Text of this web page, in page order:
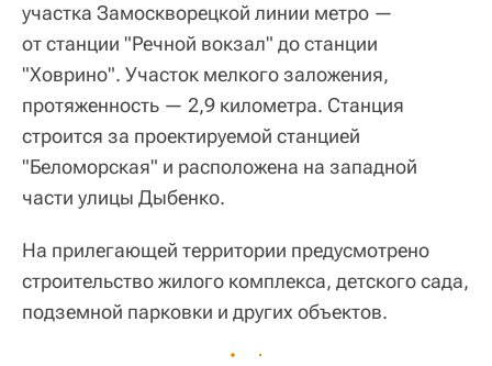
участка Замоскворецкой линии метро —
от станции "Речной вокзал" до станции
"Ховрино". Участок мелкого заложения,
протяженность — 2,9 километра. Станция
строится за проектируемой станцией
"Беломорская" и расположена на западной
части улицы Дыбенко.
На прилегающей территории предусмотрено
строительство жилого комплекса, детского сада,
подземной парковки и других объектов.